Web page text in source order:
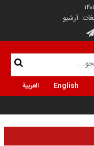
آرشیو
English العربية